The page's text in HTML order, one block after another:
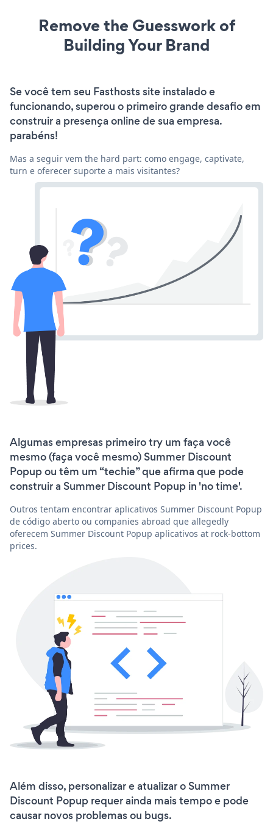
Remove the Guesswork of
Building Your Brand
Se você tem seu Fasthosts site instalado e
funcionando, superou o primeiro grande desafio em
construir a presença online de sua empresa.
parabéns!
Mas a seguir vem the hard part: como engage, captivate,
turn e oferecer suporte a mais visitantes?
Algumas empresas primeiro try um faça você
mesmo (faça você mesmo) Summer Discount
Popup ou têm um “techie” que afirma que pode
construir a Summer Discount Popup in 'no time'.
Outros tentam encontrar aplicativos Summer Discount Popup
de código aberto ou companies abroad que allegedly
oferecem Summer Discount Popup aplicativos at rock-bottom
prices.
Além disso, personalizar e atualizar o Summer
Discount Popup requer ainda mais tempo e pode
causar novos problemas ou bugs.